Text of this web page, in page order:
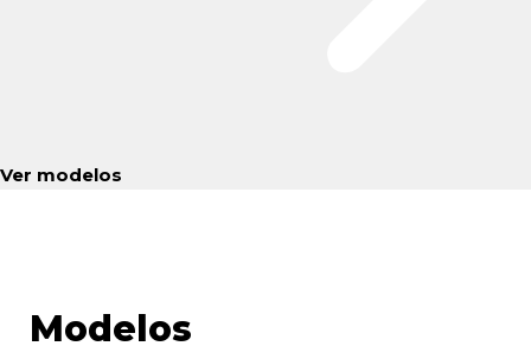
Ver modelos
Modelos